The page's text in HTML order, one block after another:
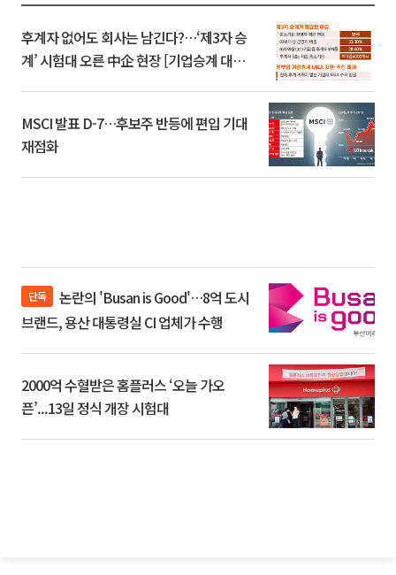
후계자 없어도 회사는 남긴다?…‘제3자 승
계’ 시험대 오른 中企 현장 [기업승계 대전
MSCI 발표 D-7…후보주 반등에 편입 기대
재점화
단독
브랜드, 용산 대통령실 CI 업체가 수행
2000억 수혈받은 홈플러스 ‘오늘 가오
픈’...13일 정식 개장 시험대